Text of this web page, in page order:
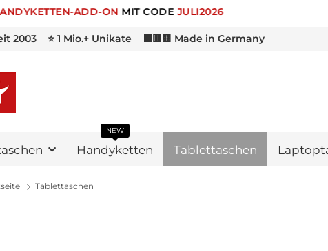
🎁 -10% RABATT FÜR
2003 ⭐ 1 Mio.+ Unikate ⬛🟥🟨 Made in Germany
Handyketten
NEW
Tablettaschen
Tablettaschen